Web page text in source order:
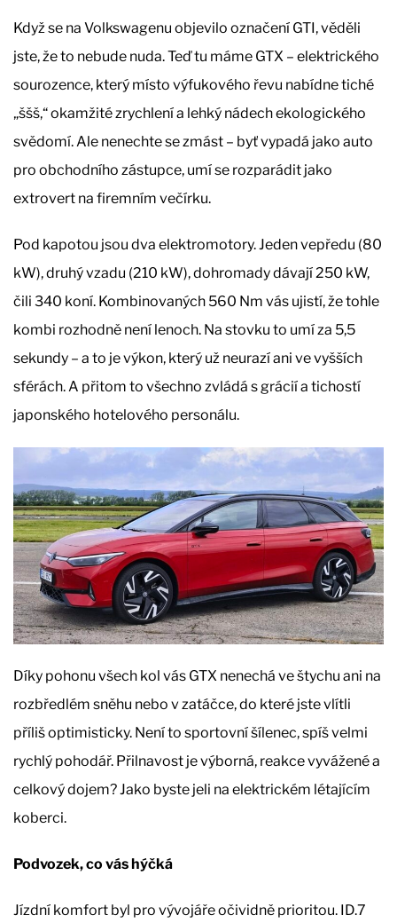
Když se na Volkswagenu objevilo označení GTI, věděli
jste, že to nebude nuda. Teď tu máme GTX – elektrického
sourozence, který místo výfukového řevu nabídne tiché
„ššš,“ okamžité zrychlení a lehký nádech ekologického
svědomí. Ale nenechte se zmást – byť vypadá jako auto
pro obchodního zástupce, umí se rozparádit jako
extrovert na firemním večírku.
Pod kapotou jsou dva elektromotory. Jeden vepředu (80
kW), druhý vzadu (210 kW), dohromady dávají 250 kW,
čili 340 koní. Kombinovaných 560 Nm vás ujistí, že tohle
kombi rozhodně není lenoch. Na stovku to umí za 5,5
sekundy – a to je výkon, který už neurazí ani ve vyšších
sférách. A přitom to všechno zvládá s grácií a tichostí
japonského hotelového personálu.
Díky pohonu všech kol vás GTX nenechá ve štychu ani na
rozbředlém sněhu nebo v zatáčce, do které jste vlítli
příliš optimisticky. Není to sportovní šílenec, spíš velmi
rychlý pohodář. Přilnavost je výborná, reakce vyvážené a
celkový dojem? Jako byste jeli na elektrickém létajícím
koberci.
Podvozek, co vás hýčká
Jízdní komfort byl pro vývojáře očividně prioritou. ID.7